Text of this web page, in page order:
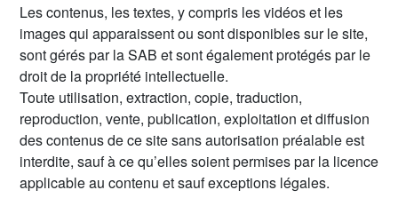
Les contenus, les textes, y compris les vidéos et les
images qui apparaissent ou sont disponibles sur le site,
sont gérés par la SAB et sont également protégés par le
droit de la propriété intellectuelle.
Toute utilisation, extraction, copie, traduction,
reproduction, vente, publication, exploitation et diffusion
des contenus de ce site sans autorisation préalable est
interdite, sauf à ce qu’elles soient permises par la licence
applicable au contenu et sauf exceptions légales.